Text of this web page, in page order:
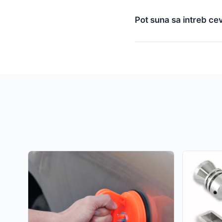
Pot suna sa intreb